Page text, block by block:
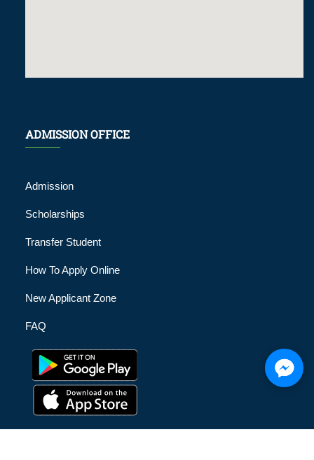
ADMISSION OFFICE
Admission
Scholarships
Transfer Student
How To Apply Online
New Applicant Zone
FAQ